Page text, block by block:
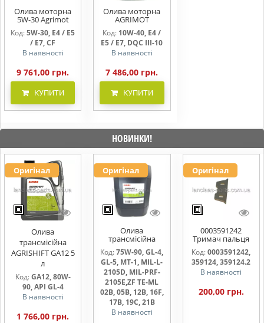
Олива моторна
5W-30 Agrimot
Ultratec FE 20л
Код:5W-30, E4 / E5
/ E7, CF
В наявності
9 761,00 грн.
КУПИТИ
Олива моторна
AGRIMOT
ULTRATEC 10W-40
20 л
Код: 10W-40, E4 /
E5 / E7, DQC III-10
В наявності
7 486,00 грн.
КУПИТИ
НОВИНКИ!
Оригінал
Олива
трансмісійна
AGRISHIFT GA12 5
л
Код:GA12, 80W-
90, API GL-4
В наявності
1 766,00 грн.
Оригінал
Олива
трансмісійна
AGRISHIFT SYN FE
75W90 20л
Код: 75W-90, GL-4,
GL-5, MT-1, MIL-L-
2105D, MIL-PRF-
2105E,ZF TE-ML
02B, 05B, 12B, 16F,
17B, 19C, 21B
В наявності
Оригінал
0003591242
Тримач пальця
жниварки
Код:0003591242,
359124, 359124.2
В наявності
200,00 грн.